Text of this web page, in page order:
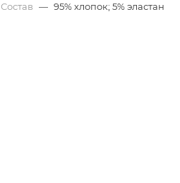
Состав — 95% хлопок; 5% эластан